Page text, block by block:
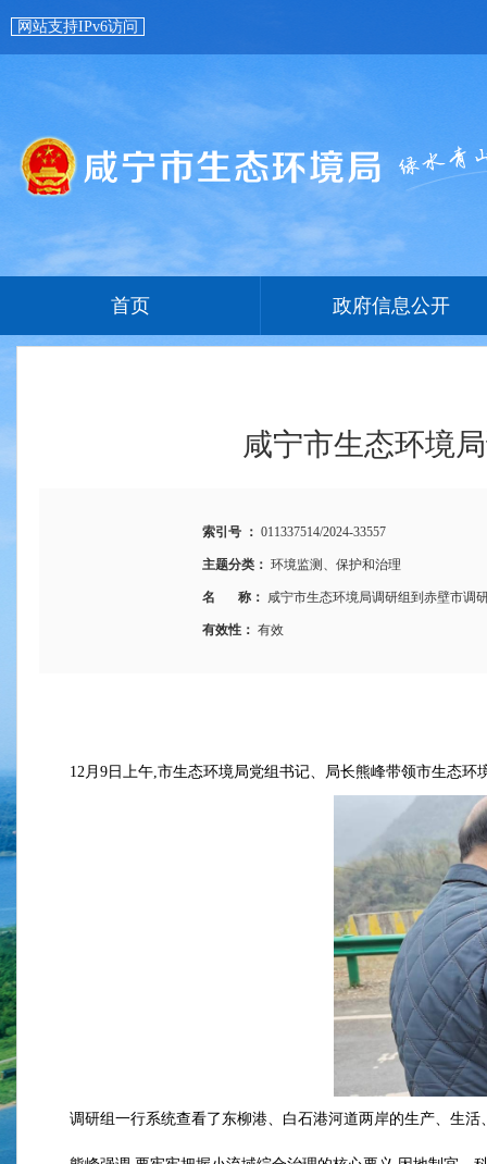
网站支持IPv6访问
首页 政府信息公开
咸宁市生态环境
索引号 ： 011337514/2024-33557
主题分类： 环境监测、保护和治理
名 称： 咸宁市生态环境局调研组到赤壁市调
有效性： 有效
12月9日上午,市生态环境局党组书记、局长熊峰带领市生态
调研组一行系统查看了东柳港、白石港河道两岸的生产、生